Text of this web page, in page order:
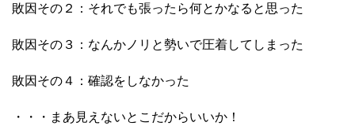
敗因その２：それでも張ったら何とかなると思った
敗因その３：なんかノリと勢いで圧着してしまった
敗因その４：確認をしなかった
・・・まあ見えないとこだからいいか！